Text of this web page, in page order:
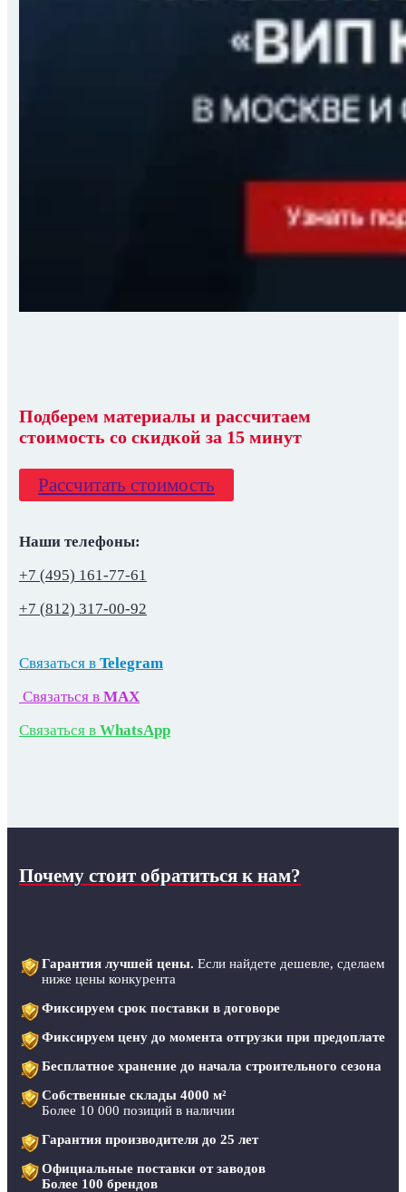
Подберем материалы и рассчитаем
стоимость со скидкой за 15 минут
Рассчитать стоимость
Наши телефоны:
+7 (495) 161-77-61
+7 (812) 317-00-92
Связаться в Telegram
Связаться в MAX
Связаться в WhatsApp
Почему стоит обратиться к нам?
Гарантия лучшей цены. Если найдете дешевле, сделаем
ниже цены конкурента
Фиксируем срок поставки в договоре
Фиксируем цену до момента отгрузки при предоплате
Бесплатное хранение до начала строительного сезона
Собственные склады 4000 м²
Более 10 000 позиций в наличии
Гарантия производителя до 25 лет
Официальные поставки от заводов
Более 100 брендов